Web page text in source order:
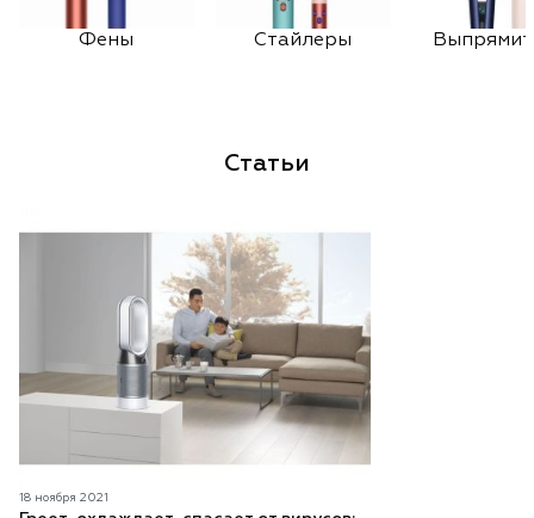
Фены Стайлеры
Статьи
18 ноября 2021